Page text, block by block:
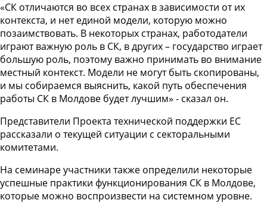
«СК отличаются во всех странах в зависимости от их
контекста, и нет единой модели, которую можно
позаимствовать. В некоторых странах, работодатели
играют важную роль в СК, в других – государство играет
большую роль, поэтому важно принимать во внимание
местный контекст. Модели не могут быть скопированы,
и мы собираемся выяснить, какой путь обеспечения
работы СК в Молдове будет лучшим» - сказал он.
Представители Проекта технической поддержки ЕС
рассказали о текущей ситуации с секторальными
комитетами.
На семинаре участники также определили некоторые
успешные практики функционирования СК в Молдове,
которые можно воспроизвести на системном уровне.